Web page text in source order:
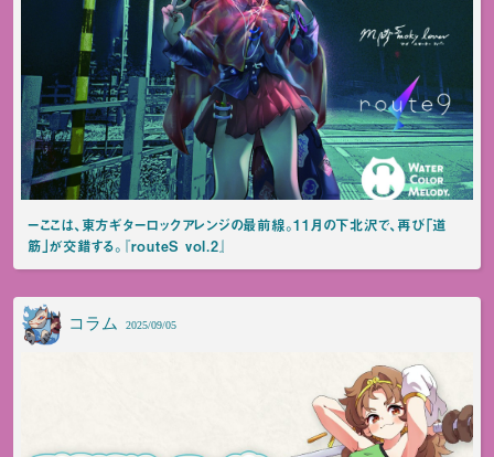
ーここは、東方ギターロックアレンジの最前線。11月の下北沢で、再び「道
筋」が交錯する。『routeS vol.2』
コラム 2025/09/05